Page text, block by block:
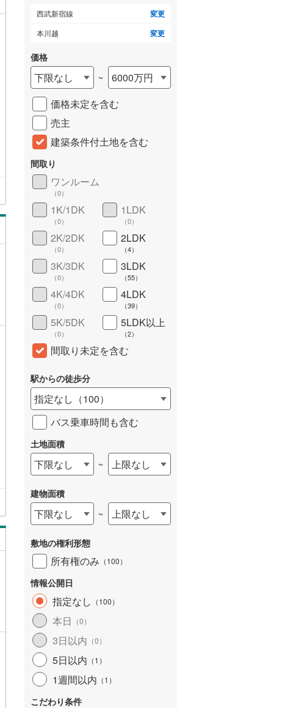
西武新宿線 変更
本川越 変更
価格
下限なし ~
6000万円
価格未定を含む
売主
建築条件付土地を含む
間取り
ワンルーム
（0）
1K/1DK
（0）
1LDK
（0）
2K/2DK
（0）
2LDK
（4）
3K/3DK
（0）
3LDK
（55）
4K/4DK
（0）
4LDK
（39）
5K/5DK
（0）
5LDK以上
（2）
間取り未定を含む
駅からの徒歩分
指定なし （100）
バス乗車時間も含む
土地面積
下限なし ~ 上限なし
建物面積
下限なし ~ 上限なし
敷地の権利形態
所有権のみ （100）
情報公開日
指定なし （100）
本日 （0）
3日以内 （0）
5日以内 （1 ）
1週間以内 （1 ）
こだわり条件
名松線(4)
東海道本線（JR西日本）
小浜線
城端線(0 )
関西本線（JR西日本） (
大阪環状線
山陽本線（JR西日本）( 1,056)
姫新線
(50
芸備線(90 )
可部線(60)
宇部線(4)
山陰本線(
2)
奈良線 (231
和歌山線(116)
東西線(51)
予讃線(2 )
高徳線(2)
牟岐線(5)
山陽本線（JR九州） (32)
篠栗線(192
指宿枕崎線 177
久大本線(110)
日田彦山線(
筑豊本線(179 )
北海道新幹線(0
山形新幹線(516 )
東海道新幹線
詳しく見る